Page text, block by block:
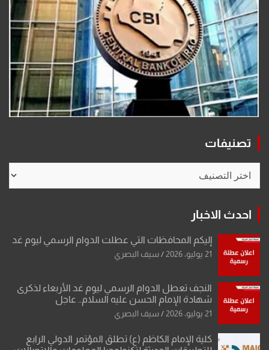
تصنيفات
احدث الاخبار
إليكم المحافظات التي عطلت الدوام الرسمي ليوم غد
21 يوليو، 2026 سيف البصري
النجف تعطل الدوام الرسمي ليوم غد الأربعاء لذكرى
شهادة الإمام الحسن عليه السلام.. عاجل
21 يوليو، 2026 سيف البصري
كلية الإمام الكاظم (ع) تطلق المؤتمر الدولي الرابع